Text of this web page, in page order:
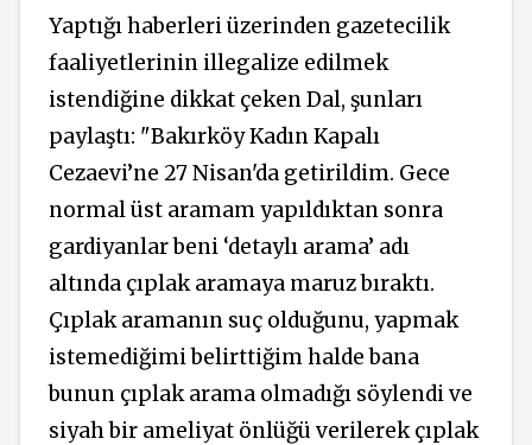
Yaptığı haberleri üzerinden gazetecilik
faaliyetlerinin illegalize edilmek
istendiğine dikkat çeken Dal, şunları
paylaştı: "Bakırköy Kadın Kapalı
Cezaevi’ne 27 Nisan'da getirildim. Gece
normal üst aramam yapıldıktan sonra
gardiyanlar beni ‘detaylı arama’ adı
altında çıplak aramaya maruz bıraktı.
Çıplak aramanın suç olduğunu, yapmak
istemediğimi belirttiğim halde bana
bunun çıplak arama olmadığı söylendi ve
siyah bir ameliyat önlüğü verilerek çıplak